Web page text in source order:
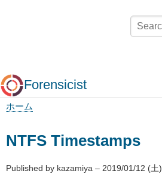
ン
ツ
移
Search
Forensicist
ン
ず
ホーム
NTFS Timestamps
Published by kazamiya – 2019/01/12 (土